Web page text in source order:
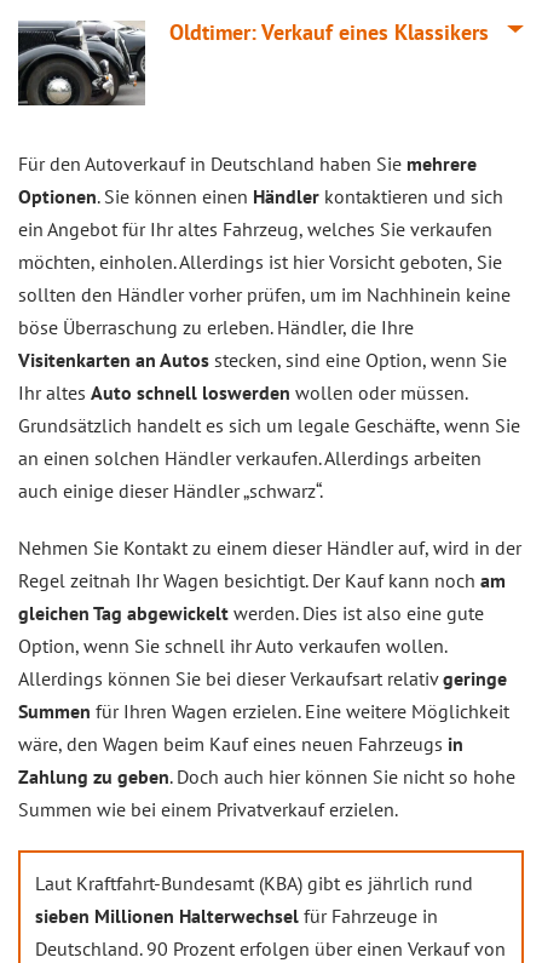
Oldtimer: Verkauf eines Klassikers
Für den Autoverkauf in Deutschland haben Sie mehrere
Optionen. Sie können einen Händler kontaktieren und sich
ein Angebot für Ihr altes Fahrzeug, welches Sie verkaufen
möchten, einholen. Allerdings ist hier Vorsicht geboten, Sie
sollten den Händler vorher prüfen, um im Nachhinein keine
böse Überraschung zu erleben. Händler, die Ihre
Visitenkarten an Autos stecken, sind eine Option, wenn Sie
Ihr altes Auto schnell loswerden wollen oder müssen.
Grundsätzlich handelt es sich um legale Geschäfte, wenn Sie
an einen solchen Händler verkaufen. Allerdings arbeiten
auch einige dieser Händler „schwarz“.
Nehmen Sie Kontakt zu einem dieser Händler auf, wird in der
Regel zeitnah Ihr Wagen besichtigt. Der Kauf kann noch am
gleichen Tag abgewickelt werden. Dies ist also eine gute
Option, wenn Sie schnell ihr Auto verkaufen wollen.
Allerdings können Sie bei dieser Verkaufsart relativgeringe
Summen für Ihren Wagen erzielen. Eine weitere Möglichkeit
wäre, den Wagen beim Kauf eines neuen Fahrzeugs in
Zahlung zu geben. Doch auch hier können Sie nicht so hohe
Summen wie bei einem Privatverkauf erzielen.
Laut Kraftfahrt-Bundesamt (KBA) gibt es jährlich rund
sieben Millionen Halterwechsel für Fahrzeuge in
Deutschland. 90 Prozent erfolgen über einen Verkauf von